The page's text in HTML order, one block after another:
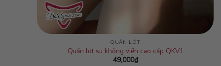
QUẦN LÓT
Quần lót su không viền cao cấp QKV1
49,000₫